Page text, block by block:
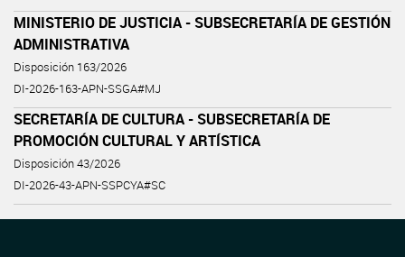
MINISTERIO DE JUSTICIA - SUBSECRETARÍA DE GESTIÓN
ADMINISTRATIVA
Disposición 163/2026
DI-2026-163-APN-SSGA#MJ
SECRETARÍA DE CULTURA - SUBSECRETARÍA DE
PROMOCIÓN CULTURAL Y ARTÍSTICA
Disposición 43/2026
DI-2026-43-APN-SSPCYA#SC